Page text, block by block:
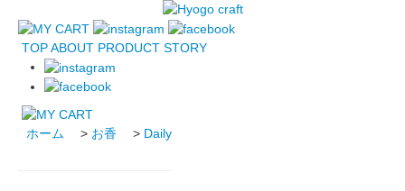
TOPABOUT PRODUCTSTORY
ホーム > お香 > Daily